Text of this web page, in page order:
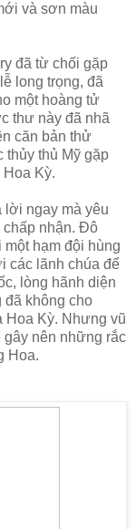
và sơn màu
đã từ chối gặp
long trọng, đã
một hoàng tử
thư này đã nhã
căn bản thử
thủy thủ Mỹ gặp
Hoa Kỳ.
lời ngay mà yêu
nhận. Đô
hạm đội hùng
các lãnh chúa để
lòng hãnh diện
đã không cho
Hoa Kỳ. Nhưng vũ
gây nên những rắc
Hoa.